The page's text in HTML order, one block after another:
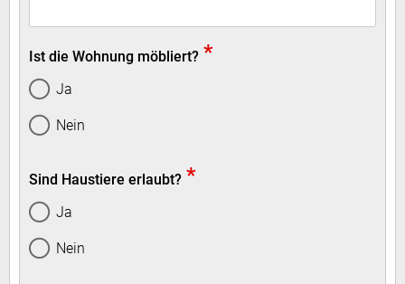
Ist die Wohnung möbliert? *
Ja
Nein
Sind Haustiere erlaubt? *
Ja
Nein